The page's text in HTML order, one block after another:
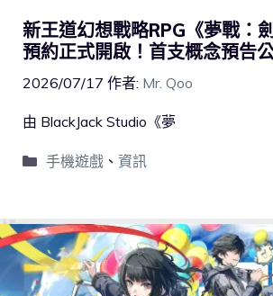
新王道幻想戰略RPG《夢戰：
預約正式開啟！首支概念預告
2026/07/17 作者: Mr. Qoo
由 BlackJack Studio《夢
手機遊戲、 資訊